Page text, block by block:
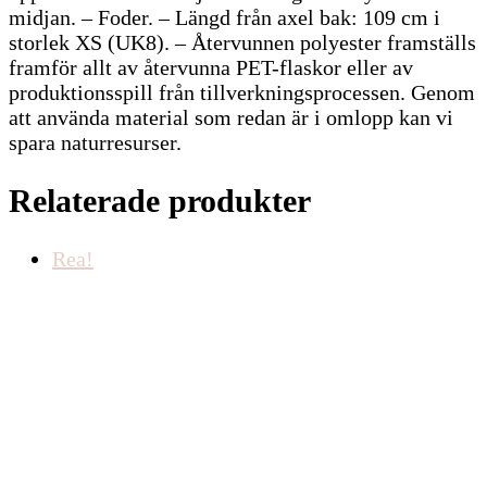
midjan. – Foder. – Längd från axel bak: 109 cm i
storlek XS (UK8). – Återvunnen polyester framställs
framför allt av återvunna PET-flaskor eller av
produktionsspill från tillverkningsprocessen. Genom
att använda material som redan är i omlopp kan vi
spara naturresurser.
Relaterade produkter
Rea!